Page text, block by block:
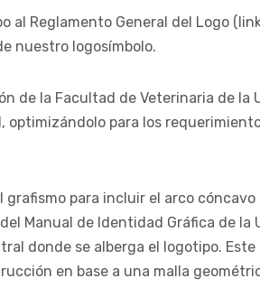
Reglamento General del Logo
nuestro logosímbolo.
de la Facultad de Veterinaria de la
optimizándolo para los
para incluir el arco cóncavo
Manual de Identidad Gráfica de la
donde se alberga el logotipo.
en base a una malla